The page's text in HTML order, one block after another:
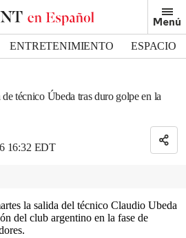
Menú
ENTRETENIMIENTO
ESPACIO
técnico Úbeda tras duro golpe en la
16:32 EDT
la salida del técnico Claudio Ubeda
del club argentino en la fase de